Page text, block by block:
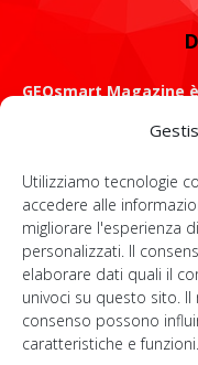
Utilizziamo tecnologie
accedere alle
migliorare l'esperienza
personalizzati. Il
elaborare dati quali il
univoci su questo sito.
consenso possono
caratteristiche e funzioni.
GEOsmart
ROMA: Via Casilina 98,
Contattaci: